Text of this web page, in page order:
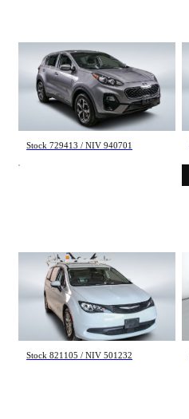
Kia Sportage
LX 2021
95 617 km
17 798 $
Stock 729413 / NIV 940701
Chrysler Grand Caravan
SXT 2023
113 046 km
26 998 $
Stock 821105 / NIV 501232